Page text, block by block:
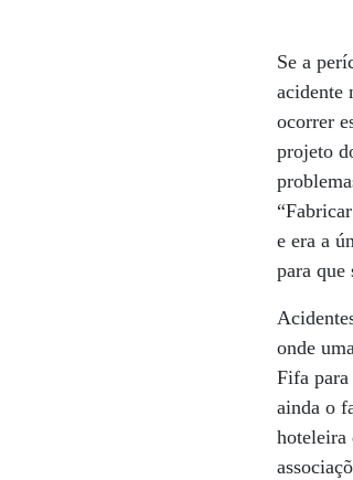
Se a
acidente
ocorrer
projeto
e era a
para que
onde
Fifa para
ainda o
hoteleira